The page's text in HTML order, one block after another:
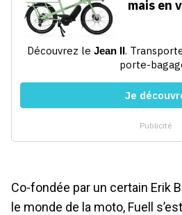
Co-fondée par un certain Erik
le monde de la moto, Fuell